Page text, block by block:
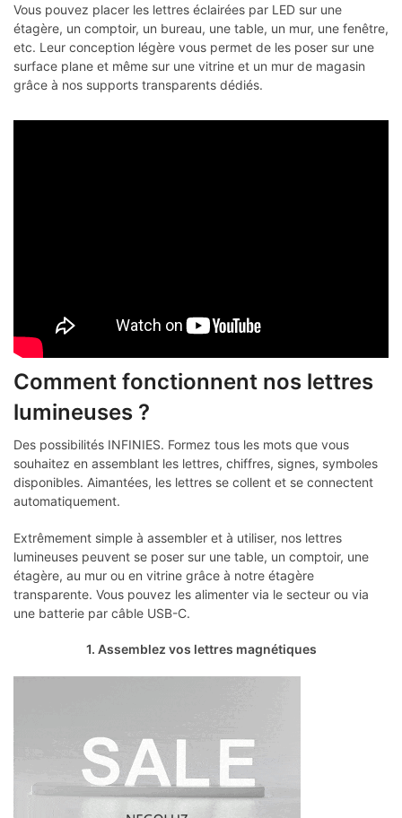
Vous pouvez placer les lettres éclairées par LED sur une
étagère, un comptoir, un bureau, une table, un mur, une fenêtre,
etc. Leur conception légère vous permet de les poser sur une
surface plane et même sur une vitrine et un mur de magasin
grâce à nos supports transparents dédiés.
Comment fonctionnent nos lettres
lumineuses ?
Des possibilités INFINIES. Formez tous les mots que vous
souhaitez en assemblant les lettres, chiffres, signes, symboles
disponibles. Aimantées, les lettres se collent et se connectent
automatiquement.
Extrêmement simple à assembler et à utiliser, nos lettres
lumineuses peuvent se poser sur une table, un comptoir, une
étagère, au mur ou en vitrine grâce à notre étagère
transparente. Vous pouvez les alimenter via le secteur ou via
une batterie par câble USB-C.
1. Assemblez vos lettres magnétiques